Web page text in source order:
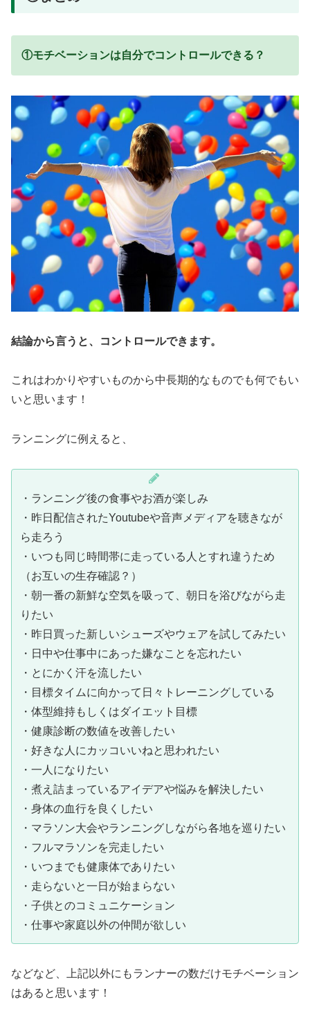
①モチベーションは自分でコントロールできる？
結論から言うと、コントロールできます。
これはわかりやすいものから中長期的なものでも何でもい
いと思います！
ランニングに例えると、
・ランニング後の食事やお酒が楽しみ
・昨日配信されたYoutubeや音声メディアを聴きなが
ら走ろう
・いつも同じ時間帯に走っている人とすれ違うため
（お互いの生存確認？）
・朝一番の新鮮な空気を吸って、朝日を浴びながら走
りたい
・昨日買った新しいシューズやウェアを試してみたい
・日中や仕事中にあった嫌なことを忘れたい
・とにかく汗を流したい
・目標タイムに向かって日々トレーニングしている
・体型維持もしくはダイエット目標
・健康診断の数値を改善したい
・好きな人にカッコいいねと思われたい
・一人になりたい
・煮え詰まっているアイデアや悩みを解決したい
・身体の血行を良くしたい
・マラソン大会やランニングしながら各地を巡りたい
・フルマラソンを完走したい
・いつまでも健康体でありたい
・走らないと一日が始まらない
・子供とのコミュニケーション
・仕事や家庭以外の仲間が欲しい
などなど、上記以外にもランナーの数だけモチベーション
はあると思います！